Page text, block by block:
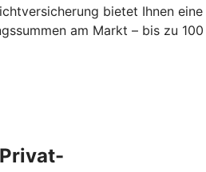
bietet Ihnen eine
am Markt – bis zu 100